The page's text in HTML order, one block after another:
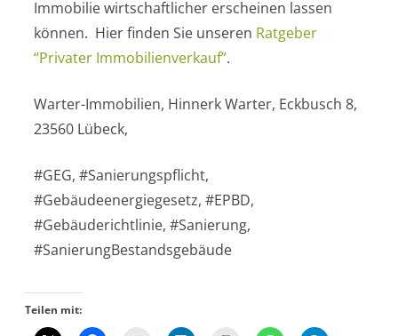
Immobilie wirtschaftlicher erscheinen lassen
können. Hier finden Sie unseren Ratgeber
“Privater Immobilienverkauf”.
Warter-Immobilien, Hinnerk Warter, Eckbusch 8,
23560 Lübeck,
#GEG, #Sanierungspflicht,
#Gebäudeenergiegesetz, #EPBD,
#Gebäuderichtlinie, #Sanierung,
#SanierungBestandsgebäude
Teilen mit: